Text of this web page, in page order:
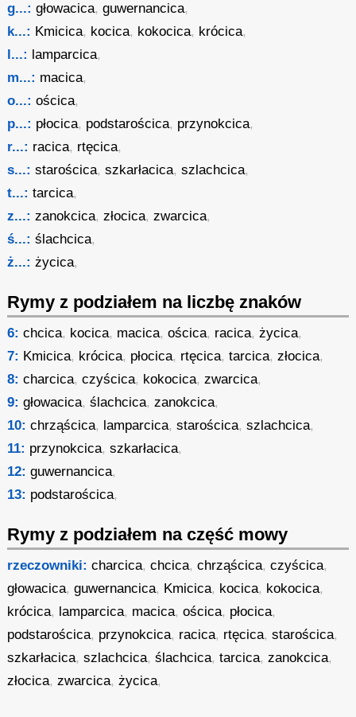
g...: głowacica,guwernancica,
k...: Kmicica, kocica, kokocica, krócica,
l...: lamparcica,
m...: macica,
o...: ościca,
p...: płocica, podstarościca, przynokcica,
r...: racica, rtęcica,
s...: starościca,szkarłacica,szlachcica,
t...: tarcica,
z...: zanokcica,złocica,zwarcica,
ś...: ślachcica,
ż...: życica,
Rymy z podziałem na liczbę znaków
6: chcica, kocica, macica,ościca, racica,życica,
7: Kmicica, krócica, płocica, rtęcica,tarcica,złocica,
8: charcica,czyścica, kokocica,zwarcica,
9: głowacica,ślachcica,zanokcica,
10: chrząścica, lamparcica,starościca,szlachcica,
11: przynokcica,szkarłacica,
12: guwernancica,
13: podstarościca,
Rymy z podziałem na część mowy
rzeczowniki: charcica,chcica,chrząścica,czyścica,
głowacica,guwernancica, Kmicica, kocica, kokocica,
krócica, lamparcica, macica,ościca, płocica,
podstarościca, przynokcica, racica, rtęcica,starościca,
szkarłacica,szlachcica,ślachcica,tarcica,zanokcica,
złocica,zwarcica,życica,